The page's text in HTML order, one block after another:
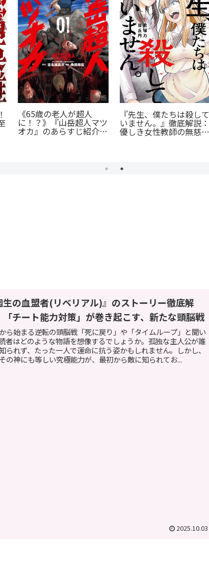
《65歳の老人が超人
に！？》『山岳超人マツ
オカ』のあらすじ紹介：
『先生、僕たちは殺して
いません。』徹底解説：
優しき女性教師の無慈悲
な復讐劇
生の血盟者(リベリアル)』のストーリー徹底解
「チート能力対策」が巻き起こす、新たな頭脳戦
ら始まる逆転の頭脳戦「死に戻り」や「タイムループ」と聞い
者はどのような物語を想像するでしょうか。孤独な主人公が誰
られず、たった一人で運命に抗う姿かもしれません。しかし、
の神にも等しい究極能力が、最初から敵に知られてお...
2025.10.03